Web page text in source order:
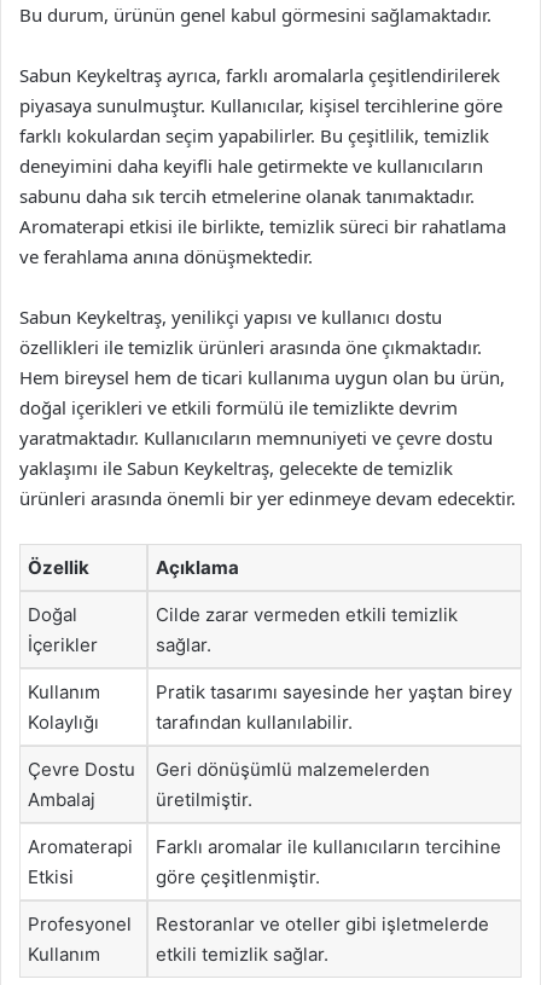
Bu durum, ürünün genel kabul görmesini sağlamaktadır.
Sabun Keykeltraş ayrıca, farklı aromalarla çeşitlendirilerek
piyasaya sunulmuştur. Kullanıcılar, kişisel tercihlerine göre
farklı kokulardan seçim yapabilirler. Bu çeşitlilik, temizlik
deneyimini daha keyifli hale getirmekte ve kullanıcıların
sabunu daha sık tercih etmelerine olanak tanımaktadır.
Aromaterapi etkisi ile birlikte, temizlik süreci bir rahatlama
ve ferahlama anına dönüşmektedir.
Sabun Keykeltraş, yenilikçi yapısı ve kullanıcı dostu
özellikleri ile temizlik ürünleri arasında öne çıkmaktadır.
Hem bireysel hem de ticari kullanıma uygun olan bu ürün,
doğal içerikleri ve etkili formülü ile temizlikte devrim
yaratmaktadır. Kullanıcıların memnuniyeti ve çevre dostu
yaklaşımı ile Sabun Keykeltraş, gelecekte de temizlik
ürünleri arasında önemli bir yer edinmeye devam edecektir.
Özellik Açıklama
Doğal
İçerikler
Cilde zarar vermeden etkili temizlik
sağlar.
Kullanım
Kolaylığı
Pratik tasarımı sayesinde her yaştan birey
tarafından kullanılabilir.
Çevre Dostu
Ambalaj
Geri dönüşümlü malzemelerden
üretilmiştir.
Aromaterapi
Etkisi
Farklı aromalar ile kullanıcıların tercihine
göre çeşitlenmiştir.
Profesyonel
Kullanım
Restoranlar ve oteller gibi işletmelerde
etkili temizlik sağlar.